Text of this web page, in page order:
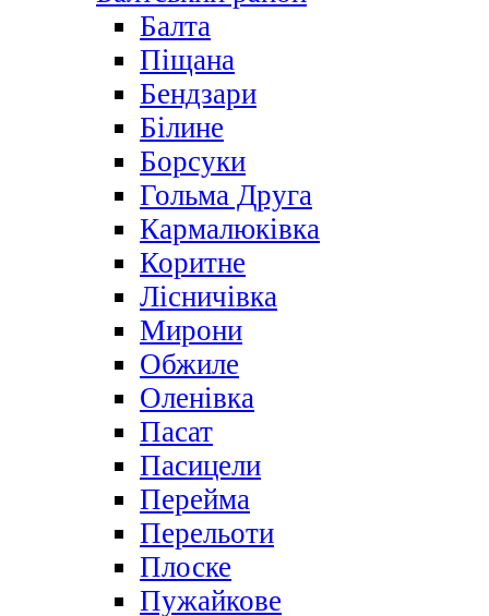
Балта
Піщана
Бендзари
Білине
Борсуки
Гольма Друга
Кармалюківка
Коритне
Лісничівка
Мирони
Обжиле
Оленівка
Пасат
Пасицели
Перейма
Перельоти
Плоске
Пужайкове